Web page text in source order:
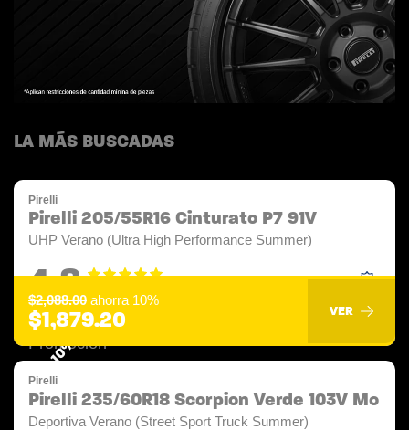
LA MÁS BUSCADAS
Pirelli
Pirelli 205/55R16 Cinturato P7 91V
UHP Verano (Ultra High Performance Summer)
4.8
-10%
$2,088.00 ahorra 10%
$1,879.20 VER
Pirelli
Pirelli 235/60R18 Scorpion Verde 103V Mo
Deportiva Verano (Street Sport Truck Summer)